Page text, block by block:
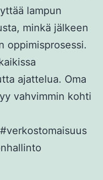
lampun
minkä jälkeen
oppimisprosessi.
ajattelua. Oma
vahvimmin kohti